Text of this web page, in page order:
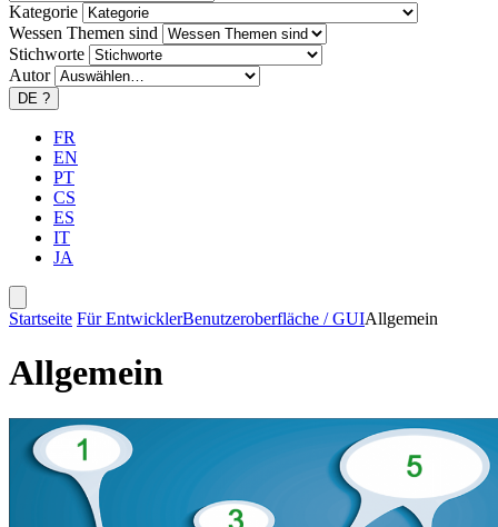
Kategorie
Wessen Themen sind
Stichworte
Autor
DE ?
FR
EN
PT
CS
ES
IT
JA
Startseite Für EntwicklerBenutzeroberfläche / GUIAllgemein
Allgemein